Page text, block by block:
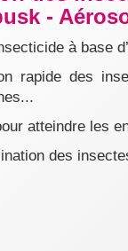
-
à base
rapide des
atteindre les
des